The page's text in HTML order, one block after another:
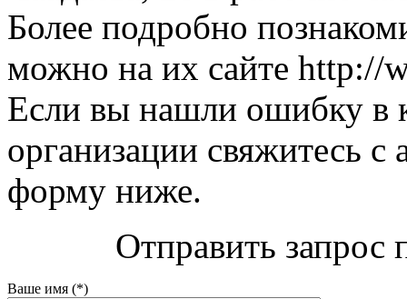
Более подробно
можно на их сайте http://
Если вы нашли ошибку в
организации свяжитесь
форму ниже.
Отправить запрос
Ваше имя (*)